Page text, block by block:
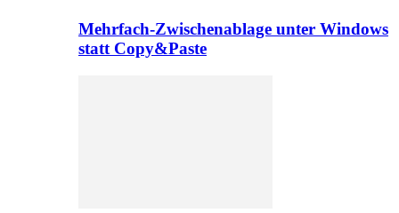
Mehrfach-Zwischenablage unter Windows
statt Copy&Paste